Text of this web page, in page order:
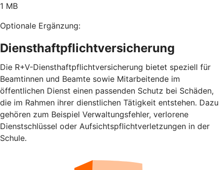
1 MB
Optionale Ergänzung:
Diensthaftpflichtversicherung
Die R+V-Diensthaftpflichtversicherung bietet speziell für
Beamtinnen und Beamte sowie Mitarbeitende im
öffentlichen Dienst einen passenden Schutz bei Schäden,
die im Rahmen ihrer dienstlichen Tätigkeit entstehen. Dazu
gehören zum Beispiel Verwaltungsfehler, verlorene
Dienstschlüssel oder Aufsichtspflichtverletzungen in der
Schule.